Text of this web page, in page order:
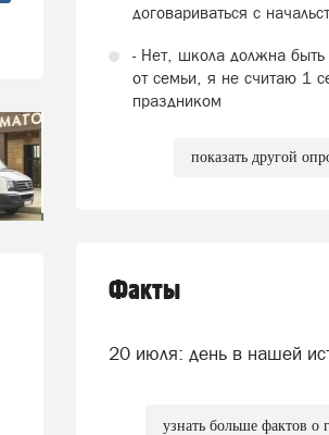
договариваться с
- Нет, школа должна быть
от семьи, я не считаю 1
праздником
показать другой
Факты
20 июля: день в нашей
узнать больше фактов о